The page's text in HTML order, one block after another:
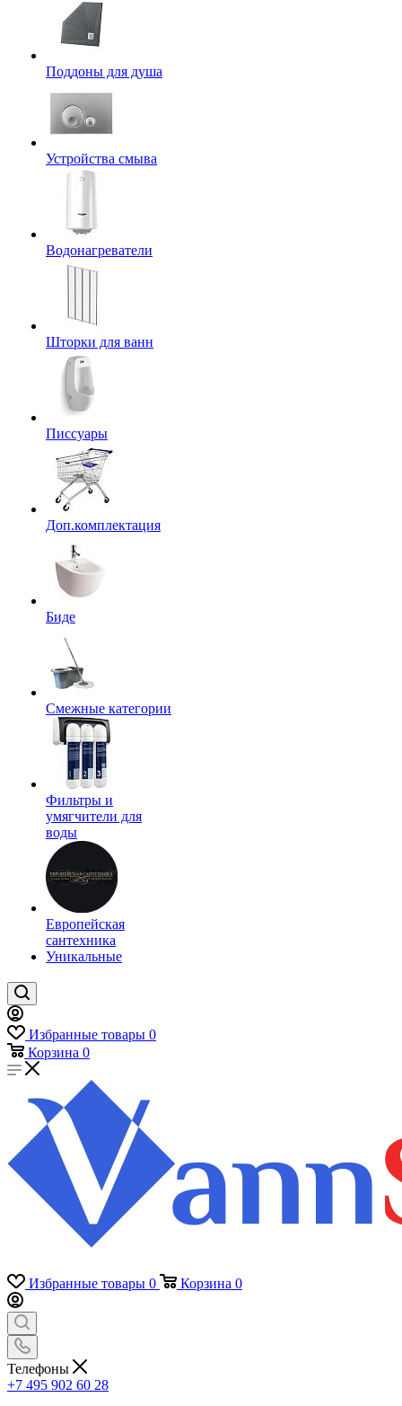
Поддоны для душа
Устройства смыва
Водонагреватели
Шторки для ванн
Писсуары
Доп.комплектация
Биде
Смежные категории
Фильтры и
умягчители для
воды
Европейская
сантехника
Уникальные
Избранные товары 0
Корзина 0
Избранные товары 0 Корзина 0
Телефоны
+7 495 902 60 28